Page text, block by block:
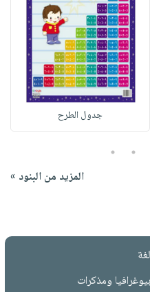
جدول الطرح
4
5
المزيد من البنود »
لغة
بيوغرافيا ومذكرات